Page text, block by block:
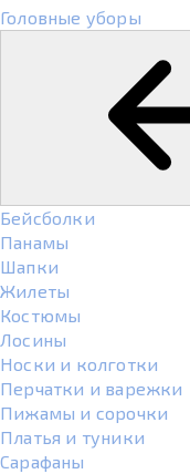
Головные уборы
Бейсболки
Панамы
Шапки
Жилеты
Костюмы
Лосины
Носки и колготки
Перчатки и варежки
Пижамы и сорочки
Платья и туники
Сарафаны